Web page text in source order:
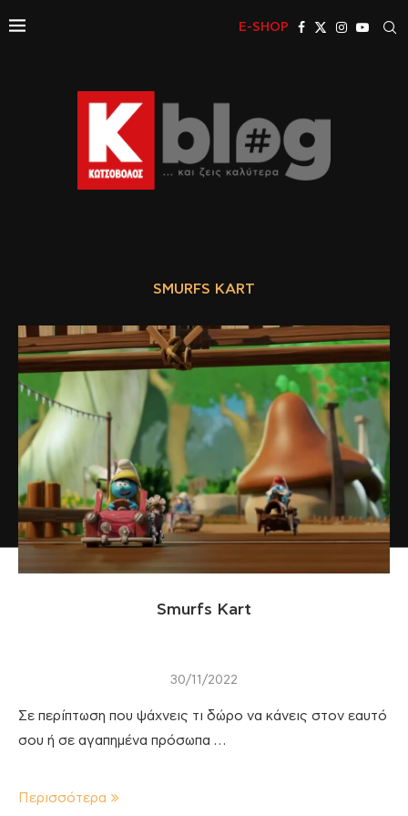
E-SHOP
SMURFS KART
Smurfs Kart
30/11/2022
Σε περίπτωση που ψάχνεις τι δώρο να κάνεις στον εαυτό
σου ή σε αγαπημένα πρόσωπα …
Περισσότερα